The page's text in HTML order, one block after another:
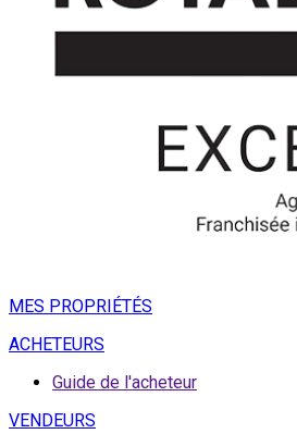
MES PROPRIÉTÉS
ACHETEURS
Guide de l'acheteur
VENDEURS